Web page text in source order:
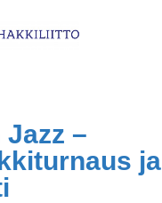
Jazz –
ja